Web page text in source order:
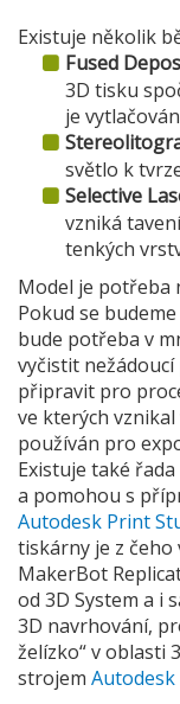
Existuje několik
Fused
3D tisku
je
světlo k
Selective
vzniká
tenkých
Model je potřeba
Pokud se
bude potřeba v
vyčistit
připravit pro
ve kterých
používán pro
Existuje také
a pomohou s
Autodesk Print
tiskárny je z
MakerBot
od 3D System a i
3D navrhování,
želízko“ v oblasti
strojem Autodesk